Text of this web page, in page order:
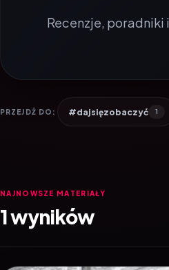
Recenzje,
PRZEJDŹ DO: #dajsięzobaczyć 1
NAJNOWSZE MATERIAŁY
1 wyników